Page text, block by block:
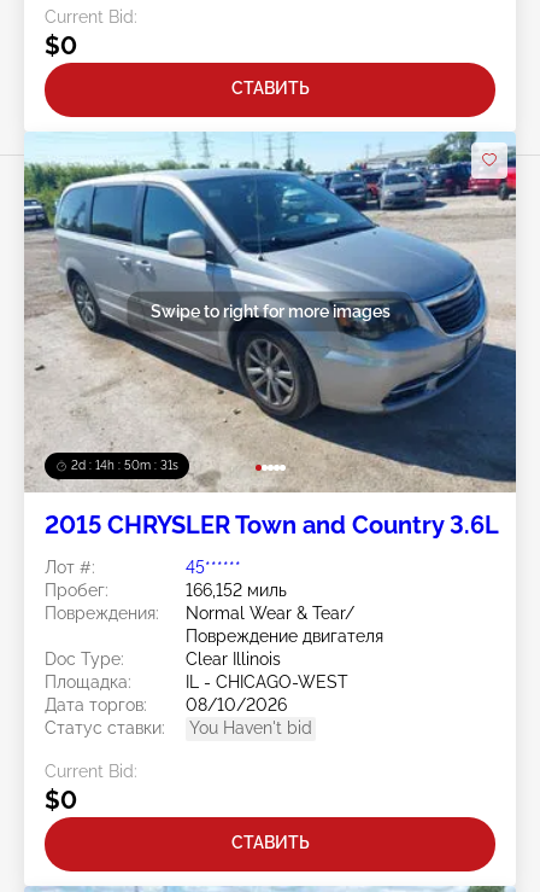
Current Bid:
$0
СТАВИТЬ
2d : 14h : 50m : 28s
Swipe to right for more images
2015 CHRYSLER Town and Country 3.6L
Лот #:
45******
Пробег:
166,152 миль
Повреждения:
Normal Wear & Tear/
Повреждение двигателя
Doc Type:
Clear Illinois
Площадка:
IL - CHICAGO-WEST
Дата торгов:
08/10/2026
Статус ставки:
You Haven't bid
Current Bid:
$0
СТАВИТЬ